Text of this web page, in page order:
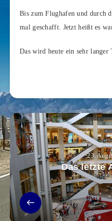
Bis zum Flughafen und durch
mal geschafft. Jetzt heißt es
Das wird heute ein sehr langer
23.
Das letzte